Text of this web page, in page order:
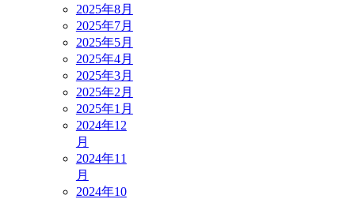
2025年8月
2025年7月
2025年5月
2025年4月
2025年3月
2025年2月
2025年1月
2024年12
月
2024年11
月
2024年10